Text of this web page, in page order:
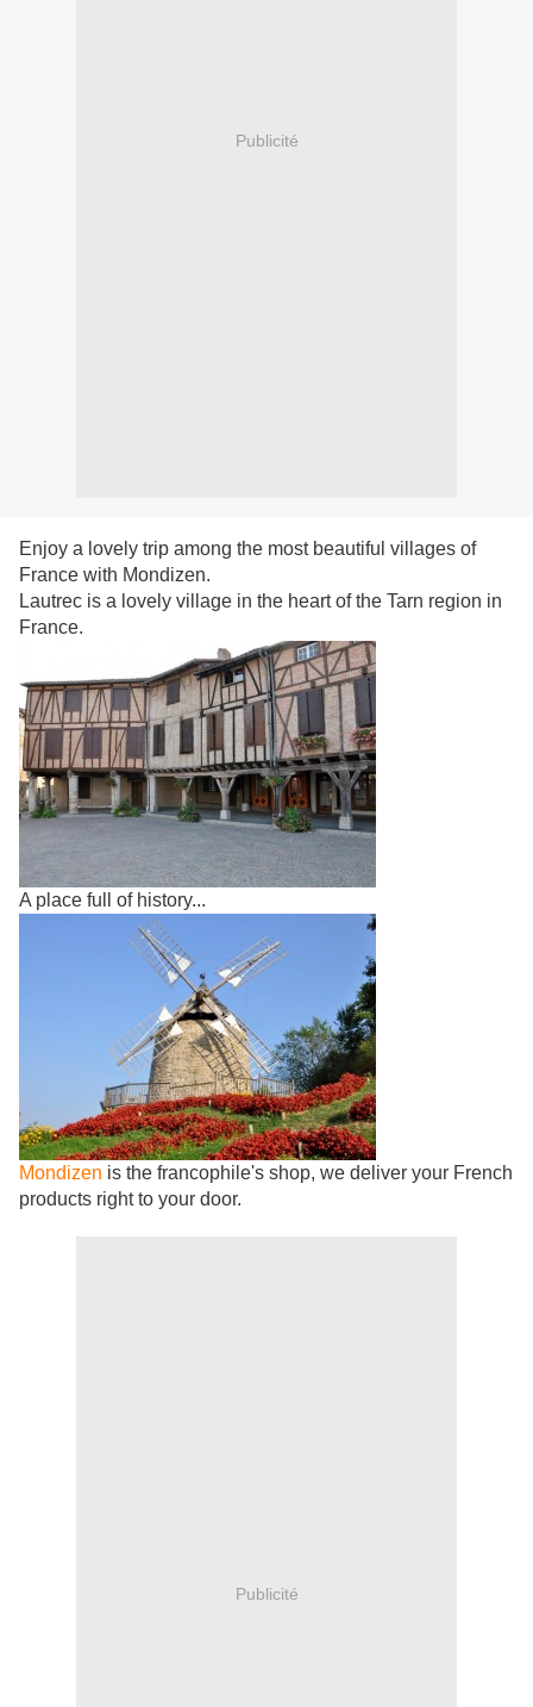
Publicité
Enjoy a lovely trip among the most beautiful villages of
France with Mondizen.
Lautrec is a lovely village in the heart of the Tarn region in
France.
A place full of history...
Mondizen is the francophile's shop, we deliver your French
products right to your door.
Publicité